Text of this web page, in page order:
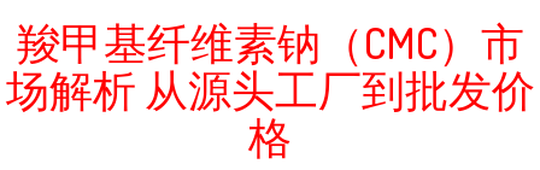
羧甲基纤维素钠（CMC）市
场解析 从源头工厂到批发价
格